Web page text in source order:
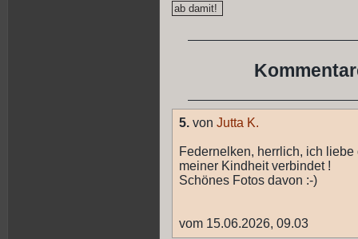
5. von Jutta K.
Federnelken, herrlich, ich
meiner Kindheit verbindet !
Schönes Fotos davon :-)
vom 15.06.2026, 09.03